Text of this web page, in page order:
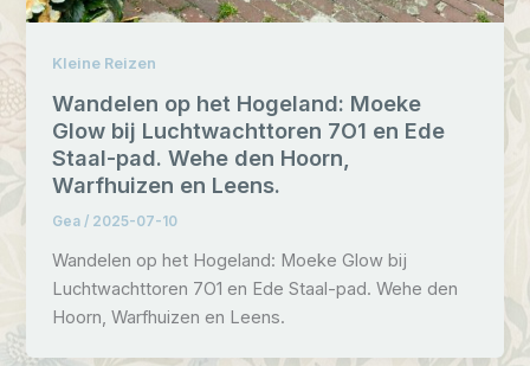
Kleine Reizen
Wandelen op het Hogeland: Moeke
Glow bij Luchtwachttoren 7O1 en Ede
Staal-pad. Wehe den Hoorn,
Warfhuizen en Leens.
Gea/ 2025-07-10
Wandelen op het Hogeland: Moeke Glow bij
Luchtwachttoren 7O1 en Ede Staal-pad. Wehe den
Hoorn, Warfhuizen en Leens.